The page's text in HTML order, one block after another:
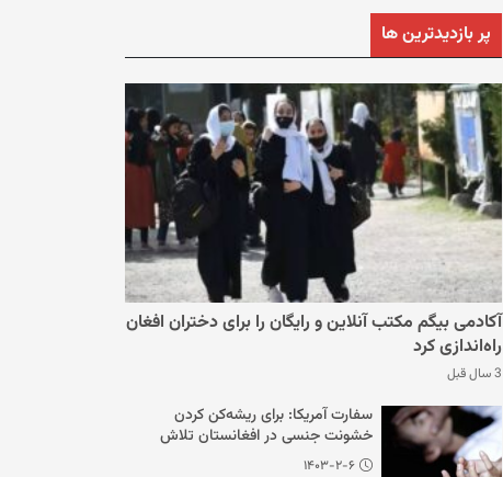
پر بازدیدترین ها
آکادمی بیگم مکتب آنلاین و رایگان را برای دختران افغان
راه‌اندازی کرد
3 سال قبل
سفارت آمریکا: برای ریشه‌کن کردن
خشونت جنسی در افغانستان تلاش
می‌کنیم
۱۴۰۳-۲-۶